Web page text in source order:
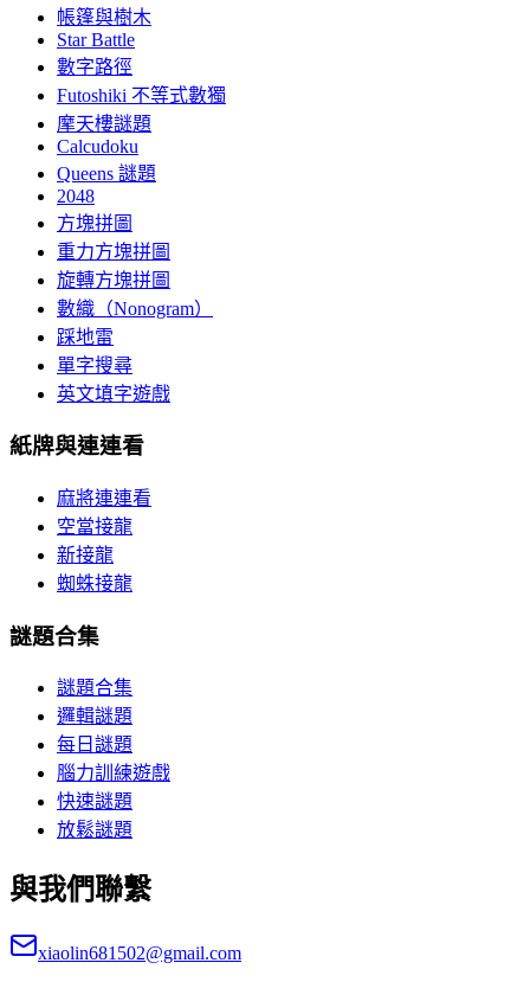
帳篷與樹木
Star Battle
數字路徑
Futoshiki 不等式數獨
摩天樓謎題
Calcudoku
Queens 謎題
2048
方塊拼圖
重力方塊拼圖
旋轉方塊拼圖
數織（Nonogram）
踩地雷
單字搜尋
英文填字遊戲
紙牌與連連看
麻將連連看
空當接龍
新接龍
蜘蛛接龍
謎題合集
謎題合集
邏輯謎題
每日謎題
腦力訓練遊戲
快速謎題
放鬆謎題
與我們聯繫
xiaolin681502@gmail.com